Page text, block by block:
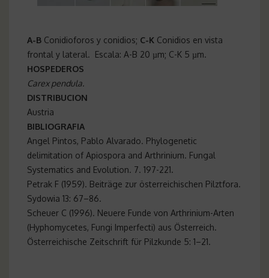
A-B Conidioforos y conidios; C-K Conidios en vista
frontal y lateral. Escala: A-B 20 µm; C-K 5 µm.
HOSPEDEROS
Carex pendula.
DISTRIBUCION
Austria
BIBLIOGRAFIA
Angel Pintos, Pablo Alvarado. Phylogenetic
delimitation of Apiospora and Arthrinium. Fungal
Systematics and Evolution. 7. 197-221.
Petrak F (1959). Beiträge zur österreichischen Pilztfora.
Sydowia 13: 67–86.
Scheuer C (1996). Neuere Funde von Arthrinium-Arten
(Hyphomycetes, Fungi Imperfecti) aus Österreich.
Österreichische Zeitschrift für Pilzkunde 5: 1–21.